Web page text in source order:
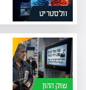
וולסטריט
שוק ההון